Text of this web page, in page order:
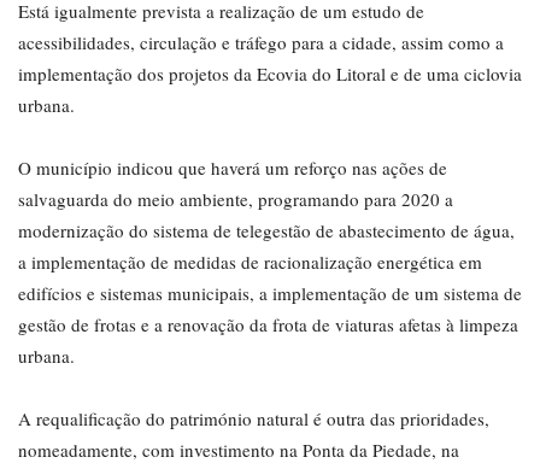
Está igualmente prevista a realização de um estudo de
acessibilidades, circulação e tráfego para a cidade, assim como a
implementação dos projetos da Ecovia do Litoral e de uma ciclovia
urbana.
O município indicou que haverá um reforço nas ações de
salvaguarda do meio ambiente, programando para 2020 a
modernização do sistema de telegestão de abastecimento de água,
a implementação de medidas de racionalização energética em
edifícios e sistemas municipais, a implementação de um sistema de
gestão de frotas e a renovação da frota de viaturas afetas à limpeza
urbana.
A requalificação do património natural é outra das prioridades,
nomeadamente, com investimento na Ponta da Piedade, na